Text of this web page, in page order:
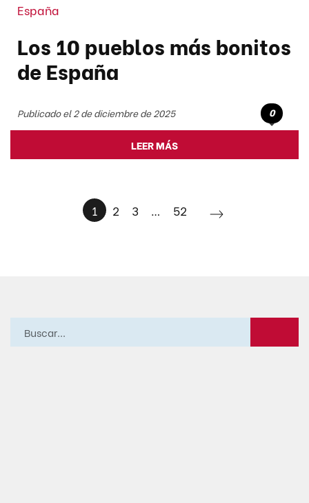
España
Los 10 pueblos más bonitos
de España
Publicado el 2 de diciembre de 2025 0
LEER MÁS
1 2 3 52